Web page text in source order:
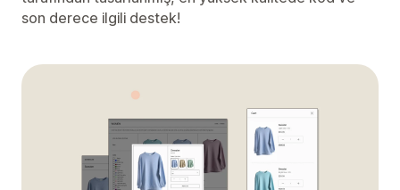
son derece ilgili destek!